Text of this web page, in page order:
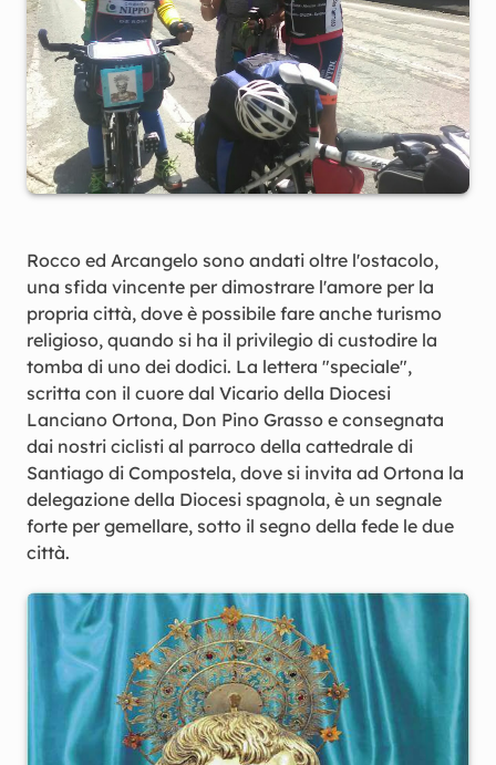
Rocco ed Arcangelo sono andati oltre l'ostacolo,
una sfida vincente per dimostrare l'amore per la
propria città, dove è possibile fare anche turismo
religioso, quando si ha il privilegio di custodire la
tomba di uno dei dodici. La lettera "speciale",
scritta con il cuore dal Vicario della Diocesi
Lanciano Ortona, Don Pino Grasso e consegnata
dai nostri ciclisti al parroco della cattedrale di
Santiago di Compostela, dove si invita ad Ortona la
delegazione della Diocesi spagnola, è un segnale
forte per gemellare, sotto il segno della fede le due
città.